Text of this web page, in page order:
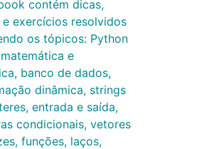
contém dicas,
exercícios resolvidos
os tópicos: Python
e
banco de dados,
dinâmica, strings
entrada e saída,
condicionais, vetores
funções, laços,